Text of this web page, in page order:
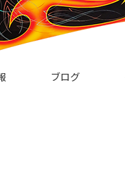
ブログ